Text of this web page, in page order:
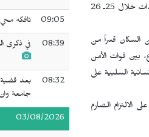
في مختلف مناطق مالي، وذلك عقب الهجمات الواسعة والمنسقة التي نفذتها جماعات مسلحة ضد عدد من المدن والبلدات خلال 25ـ 26
السكان قسراً من
بين قوات الأمن
السلبية على
الالتزام الصارم
09:05 تافكه
08:39 في ذكرى الـ 74 للإبادة الإيزيدية… العدالة لا تتحقق
08:32
بعد قضية
جامعة
03/08/2026